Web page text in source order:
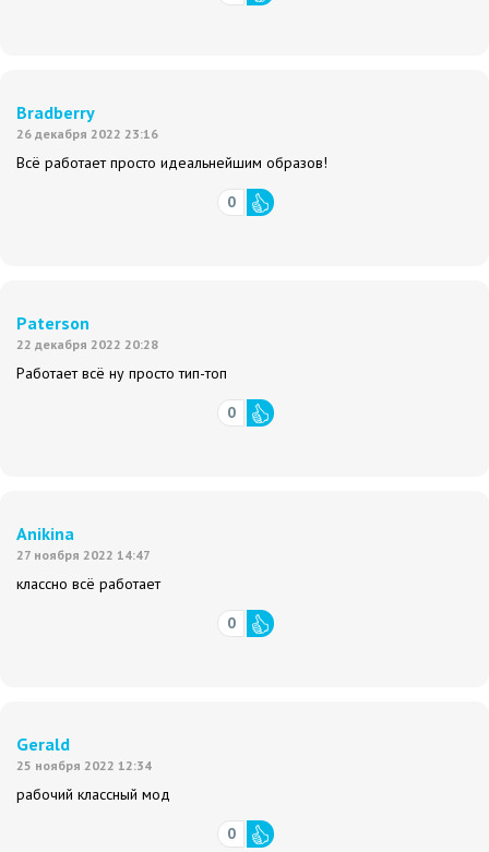
Bradberry
26 декабря 2022 23:16
Всё работает просто идеальнейшим образов!
0
Paterson
22 декабря 2022 20:28
Работает всё ну просто тип-топ
0
Anikina
27 ноября 2022 14:47
классно всё работает
0
Gerald
25 ноября 2022 12:34
рабочий классный мод
0